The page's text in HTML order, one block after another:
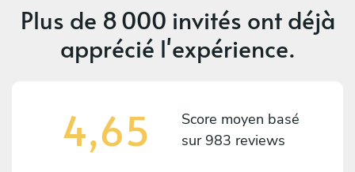
Plus de 8 000 invités ont déjà
apprécié l'expérience.
4,65
Score moyen basé
sur 983 reviews